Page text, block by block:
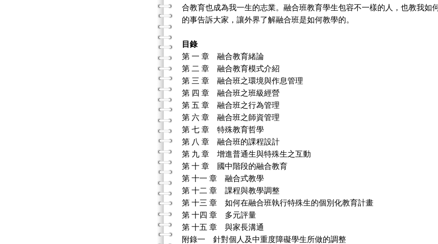
合教育也成為我一生的志業。融合班教育學生包容不一樣的人，也教我如
的事告訴大家，讓外界了解融合班是如何教學的。
目錄
第 一 章 融合教育緒論
第 二 章 融合教育模式介紹
第 三 章 融合班之環境與作息管理
第 四 章 融合班之班級經營
第 五 章 融合班之行為管理
第 六 章 融合班之師資管理
第 七 章 特殊教育哲學
第 八 章 融合班的課程設計
第 九 章 增進普通生與特殊生之互動
第 十 章 國中階段的融合教育
第 十一 章 融合式教學
第 十二 章 課程與教學調整
第 十三 章 如何在融合班執行特殊生的個別化教育計畫
第 十四 章 多元評量
第 十五 章 與家長溝通
附錄一 針對個人及中重度障礙學生所做的調整